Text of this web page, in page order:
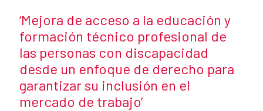
News title
‘Mejora de acceso a la educación y
formación técnico profesional de
las personas con discapacidad
desde un enfoque de derecho para
garantizar su inclusión en el
mercado de trabajo’